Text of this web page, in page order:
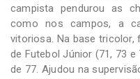
campista pendurou as
como nos campos, a
vitoriosa. Na base tricolor,
de Futebol Júnior (71, 73
de 77. Ajudou na